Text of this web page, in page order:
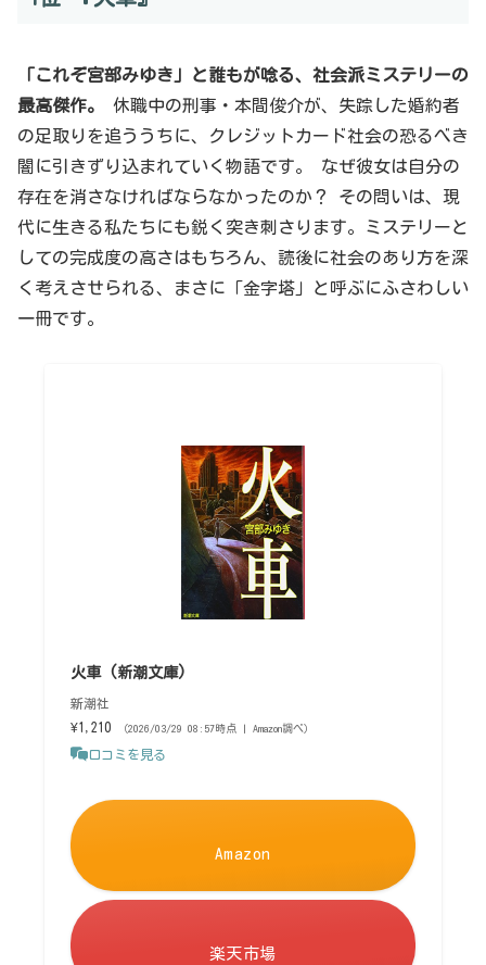
「これぞ宮部みゆき」と誰もが唸る、社会派ミステリーの
最高傑作。
休職中の刑事・本間俊介が、失踪した婚約者
の足取りを追ううちに、クレジットカード社会の恐るべき
闇に引きずり込まれていく物語です。 なぜ彼女は自分の
存在を消さなければならなかったのか？ その問いは、現
代に生きる私たちにも鋭く突き刺さります。ミステリーと
しての完成度の高さはもちろん、読後に社会のあり方を深
く考えさせられる、まさに「金字塔」と呼ぶにふさわしい
一冊です。
火車 (新潮文庫)
新潮社
¥1,210
（2026/03/29 08:57時点 | Amazon調べ）
口コミを見る
Amazon
楽天市場